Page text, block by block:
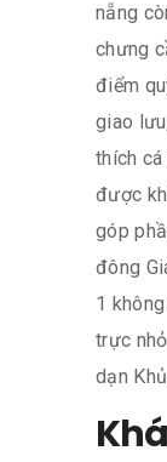
nẵng
chưng
điểm
giao
thích
được
góp
đông
1
trực
dạn